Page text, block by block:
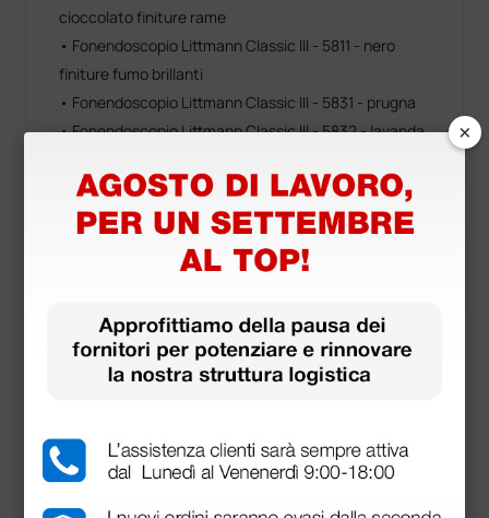
cioccolato finiture rame
• Fonendoscopio Littmann Classic III - 5811 - nero
finiture fumo brillanti
• Fonendoscopio Littmann Classic III - 5831 - prugna
• Fonendoscopio Littmann Classic III - 5832 - lavanda
turchese
• Fonendoscopio Littmann Classic III - 5839 - lime
• Fonendoscopio Littmann Classic III - 5861 - nero
finiture champagne
finiture specchio
• Fonendoscopio Littmann Classic III - 5864 -
bordeaux finiture champagne
bordeaux finiture nere
• Fonendoscopio Littmann Classic III - 5870 - nero
×